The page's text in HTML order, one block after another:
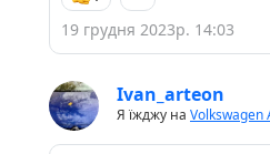
19 грудня 2023р. 14:03
Ivan_arteon
Я їжджу на Volkswagen